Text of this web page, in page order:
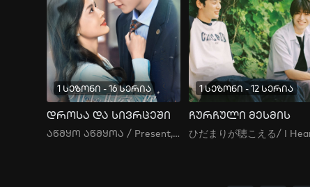
1 სეზონი - 16 სერია
დროსა და სივრცეში
აწმყო აწმყოა / Present, Is Present / Ben Xiang Suo You Shi Kong De Ni , Mu Ai Guo Hou , 暮靄過后 , 暮霭过后 , 奔向所有時空的你
1 სეზონი - 12 სერია
ჩურჩული მესმის